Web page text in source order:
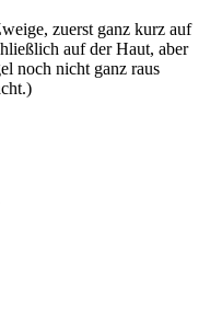
zuerst ganz kurz auf
auf der Haut, aber
noch nicht ganz raus